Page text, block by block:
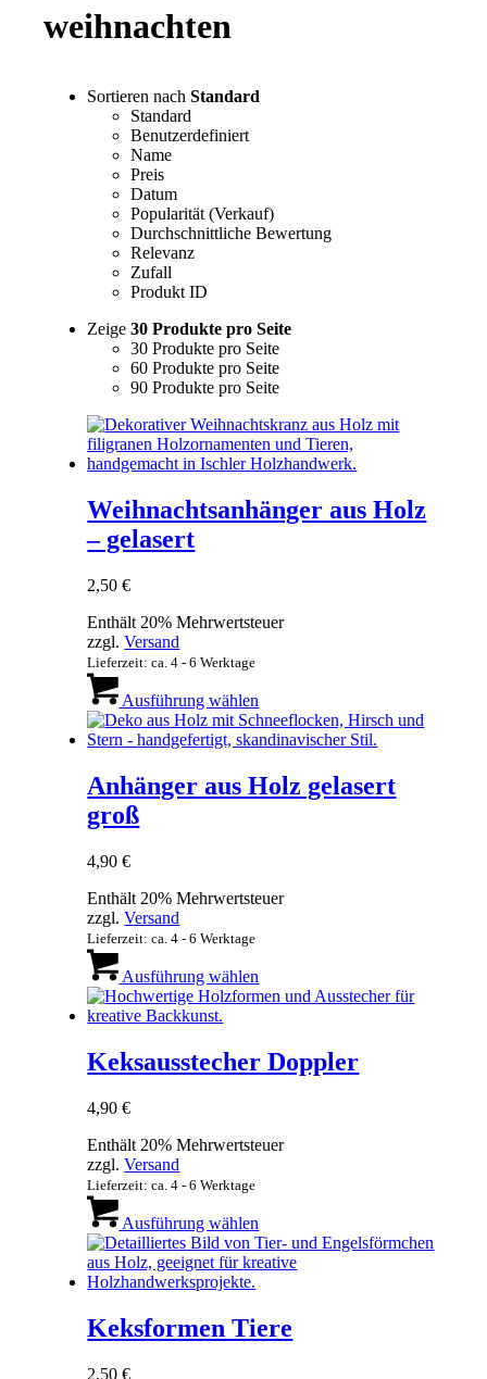
weihnachten
Sortieren nachStandard
Standard
Benutzerdefiniert
Name
Preis
Datum
Popularität (Verkauf)
Durchschnittliche Bewertung
Relevanz
Zufall
Produkt ID
Zeige30 Produkte pro Seite
30 Produkte pro Seite
60 Produkte pro Seite
90 Produkte pro Seite
Weihnachtsanhänger aus Holz
– gelasert
2,50€
Enthält 20% Mehrwertsteuer
zzgl.Versand
Lieferzeit: ca. 4 - 6 Werktage
Ausführung wählen
weist
mehrere
auf.
Die
Produktseite
Anhänger aus Holz gelasert
groß
4,90€
Enthält 20% Mehrwertsteuer
zzgl.Versand
Lieferzeit: ca. 4 - 6 Werktage
Ausführung wählen
weist
auf.
Die
der
Keksausstecher Doppler
4,90€
Enthält 20% Mehrwertsteuer
zzgl.Versand
Lieferzeit: ca. 4 - 6 Werktage
Ausführung wählen
weist
mehrere
Optionen
Keksformen Tiere
2,50€